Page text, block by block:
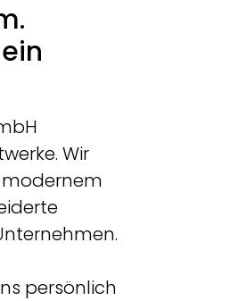
Wir
persönlich